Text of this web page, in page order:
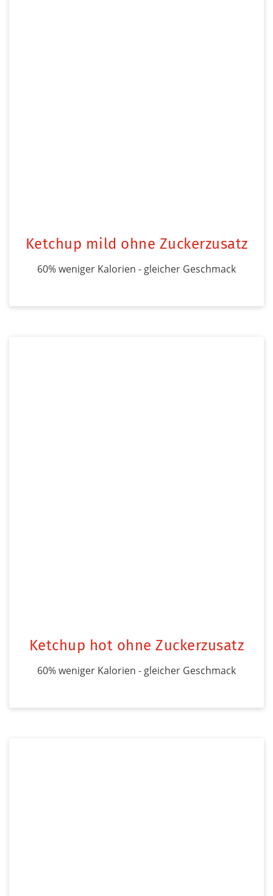
Ketchup mild ohne Zuckerzusatz
60% weniger Kalorien - gleicher Geschmack
Ketchup hot ohne Zuckerzusatz
60% weniger Kalorien - gleicher Geschmack